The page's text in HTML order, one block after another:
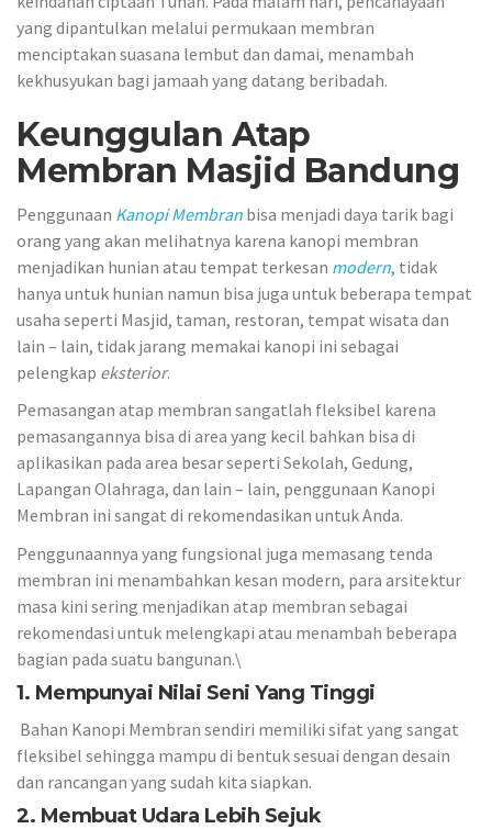
yang dipantulkan melalui permukaan membran
menciptakan suasana lembut dan damai, menambah
kekhusyukan bagi jamaah yang datang beribadah.
Keunggulan Atap
Membran Masjid Bandung
Penggunaan Kanopi Membran bisa menjadi daya tarik bagi
orang yang akan melihatnya karena kanopi membran
menjadikan hunian atau tempat terkesan modern, tidak
hanya untuk hunian namun bisa juga untuk beberapa tempat
usaha seperti Masjid, taman, restoran, tempat wisata dan
lain – lain, tidak jarang memakai kanopi ini sebagai
pelengkap eksterior.
Pemasangan atap membran sangatlah fleksibel karena
pemasangannya bisa di area yang kecil bahkan bisa di
aplikasikan pada area besar seperti Sekolah, Gedung,
Lapangan Olahraga, dan lain – lain, penggunaan Kanopi
Membran ini sangat di rekomendasikan untuk Anda.
Penggunaannya yang fungsional juga memasang tenda
membran ini menambahkan kesan modern, para arsitektur
masa kini sering menjadikan atap membran sebagai
rekomendasi untuk melengkapi atau menambah beberapa
bagian pada suatu bangunan.\
1. Mempunyai Nilai Seni Yang Tinggi
Bahan Kanopi Membran sendiri memiliki sifat yang sangat
fleksibel sehingga mampu di bentuk sesuai dengan desain
dan rancangan yang sudah kita siapkan.
2. Membuat Udara Lebih Sejuk